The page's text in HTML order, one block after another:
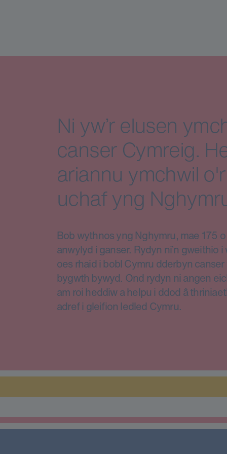
Ni yw’r elusen
canser Cymreig.
ariannu ymchwil
uchaf yng
Bob wythnos yng Nghymru, mae 175
anwylyd i ganser. Rydyn ni’n gweithio
oes rhaid i bobl Cymru dderbyn canser
bygwth bywyd. Ond rydyn ni angen
am roi heddiw a helpu i ddod â
adref i gleifion ledled Cymru.